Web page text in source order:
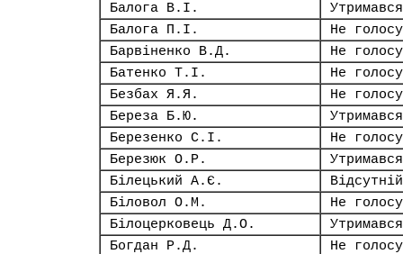
Балога В.І.
Утримався
Балога П.І.
Не
Барвіненко В.Д.
Не
Батенко Т.І.
Не
Безбах Я.Я.
Не
Береза Б.Ю.
Утримався
Березенко С.І.
Не
Березюк О.Р.
Утримався
Білецький А.Є.
Відсутній
Біловол О.М.
Не
Білоцерковець Д.О.
Утримався
Богдан Р.Д.
Не